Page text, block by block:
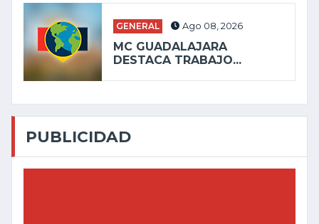
GENERAL Ago 08, 2026
MC GUADALAJARA
DESTACA TRABAJO...
PUBLICIDAD